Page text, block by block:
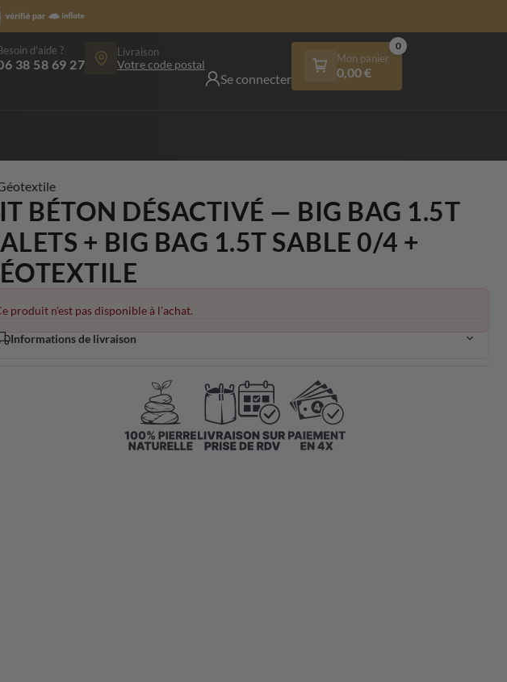
d'aide ?
38 58 69 27
Livraison
Votre code postal
Se connecter
Mon panier
0,00€
0
BÉTON DÉSACTIVÉ — BIG BAG 1.5T
+ BIG BAG 1.5T SABLE 0/4 +
produit n'est pas disponible à l'achat.
Informations de livraison